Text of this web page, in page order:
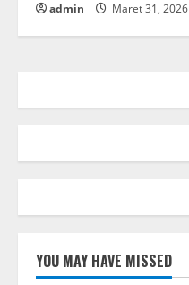
admin Maret 31, 2026
YOU MAY HAVE MISSED